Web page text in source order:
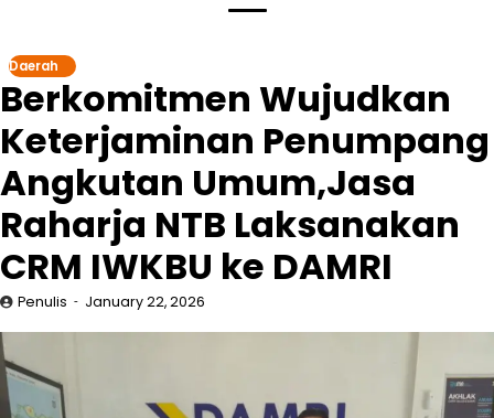
Daerah
Berkomitmen Wujudkan
Keterjaminan Penumpang
Angkutan Umum,Jasa
Raharja NTB Laksanakan
CRM IWKBU ke DAMRI
Penulis January 22, 2026